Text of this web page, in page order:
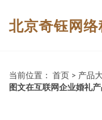
北京奇钰网
当前位置： 首页 > 产品
图文在互联网企业婚礼